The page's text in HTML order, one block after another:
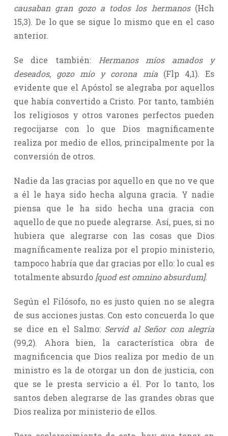
causaban gran gozo a todos los hermanos (Hch
15,3). De lo que se sigue lo mismo que en el caso
anterior.
Se dice también:
Hermanos míos amados y
deseados,gozo mío y corona mía (Flp 4,1). Es
evidente que el Apóstol se alegraba por aquellos
que había convertido a Cristo. Por tanto, también
los religiosos y otros varones perfectos pueden
regocijarse con lo que Dios magníficamente
realiza por medio de ellos, principalmente por la
conversión de otros.
Nadie da las gracias por aquello en que no ve que
a él le haya sido hecha alguna gracia. Y nadie
piensa que le ha sido hecha una gracia con
aquello de que no puede alegrarse. Así, pues, si no
hubiera que alegrarse con las cosas que Dios
magníficamente realiza por el propio ministerio,
tampoco habría que dar gracias por ello: lo cual es
totalmente absurdo [quod est omnino absurdum].
Según el Filósofo, no es justo quien no se alegra
de sus acciones justas. Con esto concuerda lo que
se dice en el Salmo: Servid al Señor con alegría
(99,2). Ahora bien, la característica obra de
magnificencia que Dios realiza por medio de un
ministro es la de otorgar un don de justicia, con
que se le presta servicio a él. Por lo tanto, los
santos deben alegrarse de las grandes obras que
Dios realiza por ministerio de ellos.